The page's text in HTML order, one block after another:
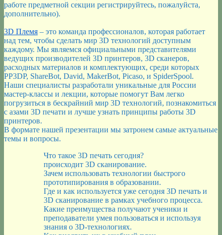
работе предметной секции регистрируйтесь, пожалуйста,
дополнительно).
3D Племя – это команда профессионалов, которая работает
над тем, чтобы сделать мир 3D технологий доступным
каждому. Мы являемся официальными представителями
ведущих производителей 3D принтеров, 3D сканеров,
расходных материалов и комплектующих, среди которых
PP3DP, ShareBot, David, MakerBot, Picaso, и SpiderSpool.
Наши специалисты разработали уникальные для России
мастер-классы и лекции, которые помогут Вам легко
погрузиться в бескрайний мир 3D технологий, познакомиться
с азами 3D печати и лучше узнать принципы работы 3D
принтеров.
В формате нашей презентации мы затронем самые актуальные
темы и вопросы.
Что такое 3D печать сегодня?
происходит 3D сканирование.
Зачем использовать технологии быстрого
прототипирования в образовании.
Где и как используется уже сегодня 3D печать и
3D сканирование в рамках учебного процесса.
Какие преимущества получают ученики и
преподаватели умея пользоваться и используя
знания о 3D-технологиях.